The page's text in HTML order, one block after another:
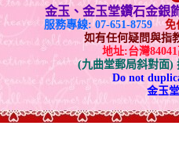
金玉、金玉堂鑽石金銀
服務專線: 07-651-8759
免
如有任何疑問與指
地址:台灣
(九曲堂郵局斜對面)
Do not
金玉